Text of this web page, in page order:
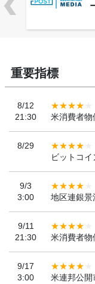
重要指標
8/12
21:30
米消費者
8/29
ビットコ
9/3
3:00
地区連銀景
9/11
21:30
米消費者
9/17
3:00
米連邦公開